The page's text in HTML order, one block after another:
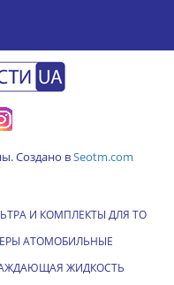
Создано вSeotm.com
И КОМПЛЕКТЫ ДЛЯ ТО
АТОМОБИЛЬНЫЕ
ЖИДКОСТЬ